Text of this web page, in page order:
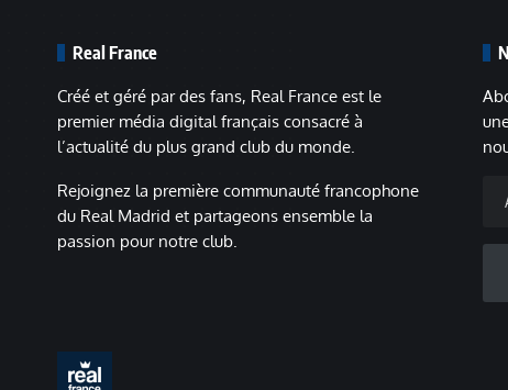
Real France
Créé et géré par des fans, Real France est le
premier média digital français consacré à
l’actualité du plus grand club du monde.
Rejoignez la première communauté francophone
du Real Madrid et partageons ensemble la
passion pour notre club.